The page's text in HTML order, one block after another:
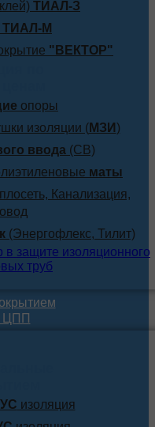
ТИАЛ-З
ТИАЛ-М
"ВЕКТОР"
опоры
изоляции (МЗИ )
ввода (СВ)
маты
Канализация,
(Энергофлекс, Тилит)
ЦПП
изоляция